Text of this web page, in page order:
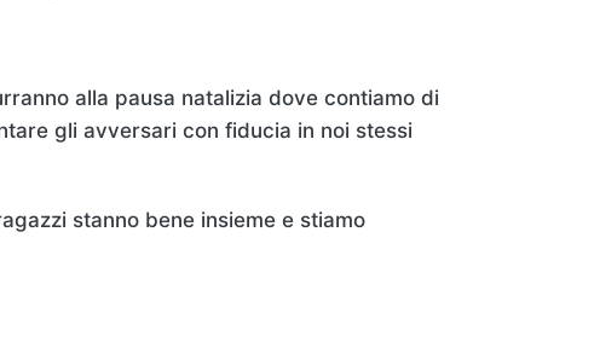
alla pausa natalizia dove contiamo di
gli avversari con fiducia in noi stessi
stanno bene insieme e stiamo